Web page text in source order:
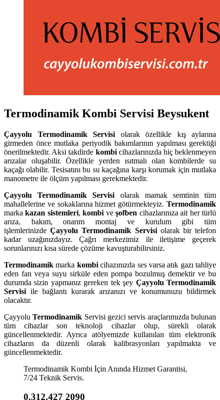
Termodinamik Kombi Servisi Beysukent
Çayyolu Termodinamik Servisi olarak özellikle kış aylarına
girmeden önce mutlaka periyodik bakımlarının yapılması gerektiği
önerilmektedir. Aksi takdirde kombicihazlarınızda hiç beklenmeyen
arızalar oluşabilir. Özellikle yerden ısıtmalı olan kombilerde su
kaçağı olabilir. Tesisatını bu su kaçağına karşı korumak için mutlaka
manometre ile ölçüm yapılması gerekmektedir.
ÇayyoluTermodinamik Servisi olarak mamak semtinin tüm
mahallelerine ve sokaklarına hizmet götürmekteyiz. Termodinamik
markakazan sistemleri,kombi veşofben cihazlarınıza ait her türlü
arıza, bakım, onarım montaj ve kurulum gibi tüm
işlemlerinizdeÇayyoluTermodinamik Servisi olarak bir telefon
kadar uzağınızdayız. Çağrı merkezimiz ile iletişime geçerek
sorunlarınızı kısa sürede çözüme kavuşturabilirsiniz.
Termodinamik marka kombicihazınızda ses varsa atık gazı tahliye
eden fan veya suyu sirküle eden pompa bozulmuş demektir ve bu
durumda sizin yapmanız gereken tek şey Çayyolu Termodinamik
Servisi ile bağlantı kurarak arızanızı ve konumunuzu bildirmek
olacaktır.
ÇayyoluTermodinamik Servisi gezici servis araçlarımızda bulunan
tüm cihazlar son teknoloji cihazlar olup, sürekli olarak
güncellenmektedir. Ayrıca atölyemizde kullanılan tüm elektronik
cihazların da düzenli olarak kalibrasyonları yapılmakta ve
güncellenmektedir.
Termodinamik Kombi İçin Anında Hizmet Garantisi,
7/24 Teknik Servis.
0.312.427 2090